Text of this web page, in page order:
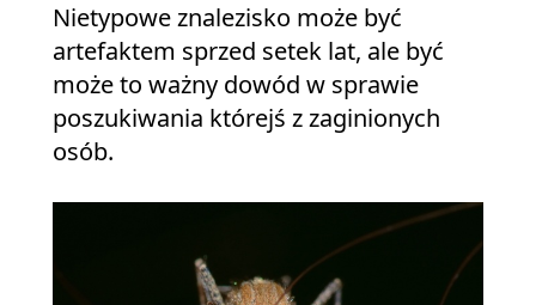
Nietypowe znalezisko może być
artefaktem sprzed setek lat, ale być
może to ważny dowód w sprawie
poszukiwania którejś z zaginionych
osób.